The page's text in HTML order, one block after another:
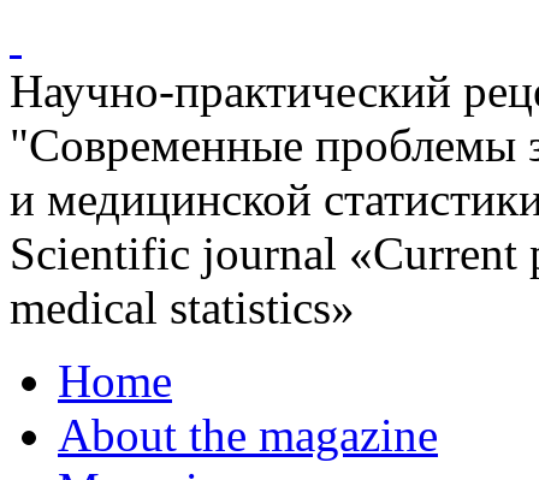
Научно-практический
"Современные проблемы
и медицинской
Scientific journal «Current
medical statistics»
Home
About the magazine